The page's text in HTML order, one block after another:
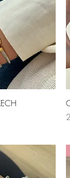
rápida